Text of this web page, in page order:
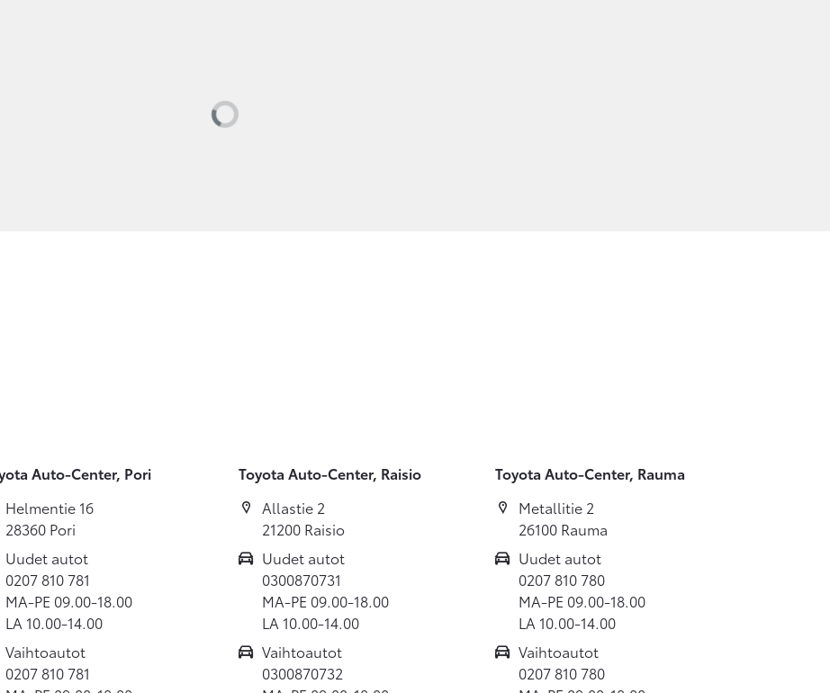
Auto-Center, Pori
Helmentie 16
28360 Pori
Uudet autot
0207 810 781
MA-PE 09.00-18.00
LA 10.00-14.00
Vaihtoautot
0207 810 781
Toyota Auto-Center, Raisio
Allastie 2
21200 Raisio
Uudet autot
0300870731
MA-PE 09.00-18.00
LA 10.00-14.00
Vaihtoautot
0300870732
Toyota Auto-Center, Rauma
Metallitie 2
26100 Rauma
Uudet autot
0207 810 780
MA-PE 09.00-18.00
LA 10.00-14.00
Vaihtoautot
0207 810 780